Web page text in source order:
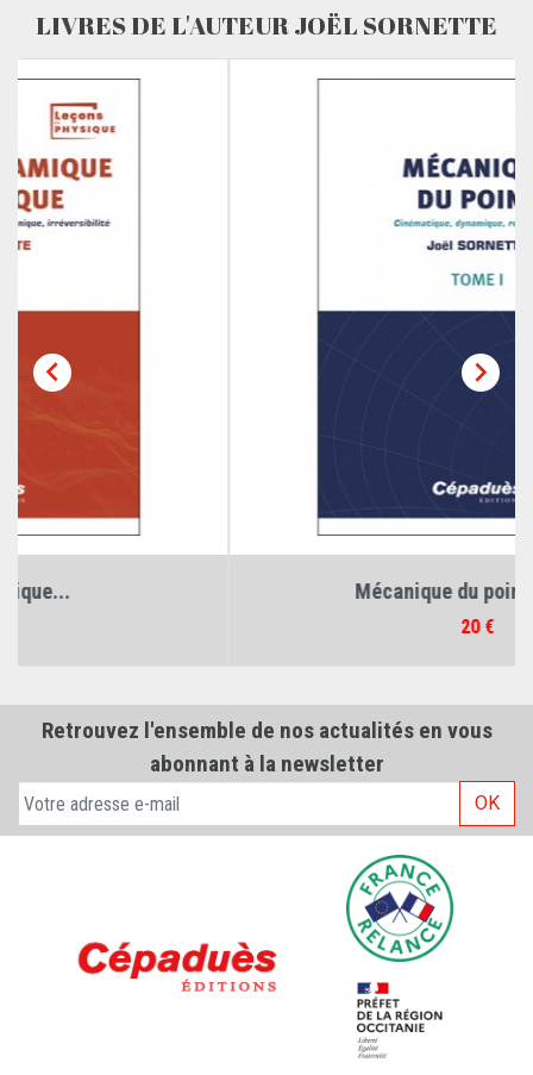
LIVRES DE L'AUTEUR JOËL SORNETTE

Mécanique du point. Tome 1

Retrouvez l'ensemble de nos actualités en vous
abonnant à la newsletter
OK